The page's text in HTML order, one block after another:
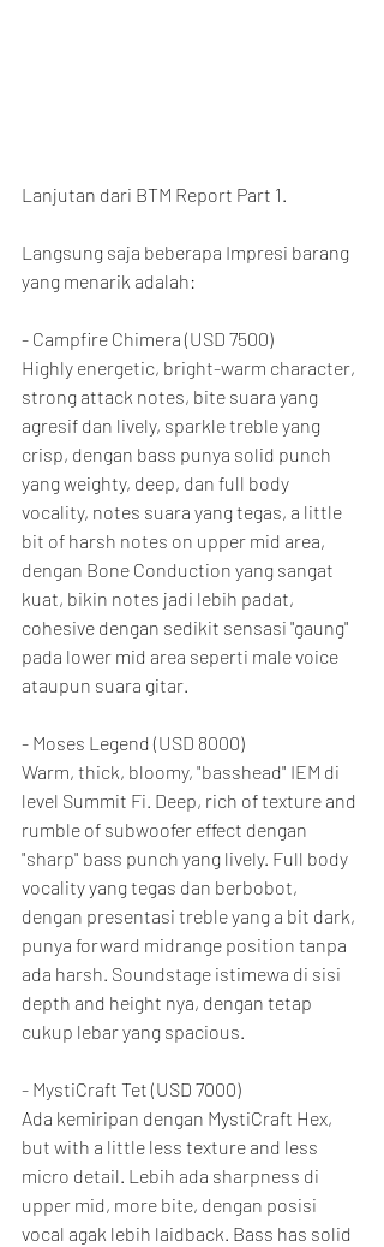
Lanjutan dari BTM Report Part 1.
Langsung saja beberapa Impresi barang
yang menarik adalah:
- Campfire Chimera (USD 7500)
Highly energetic, bright-warm character,
strong attack notes, bite suara yang
agresif dan lively, sparkle treble yang
crisp, dengan bass punya solid punch
yang weighty, deep, dan full body
vocality, notes suara yang tegas, a little
bit of harsh notes on upper mid area,
dengan Bone Conduction yang sangat
kuat, bikin notes jadi lebih padat,
cohesive dengan sedikit sensasi "gaung"
pada lower mid area seperti male voice
ataupun suara gitar.
- Moses Legend (USD 8000)
Warm, thick, bloomy, "basshead" IEM di
level Summit Fi. Deep, rich of texture and
rumble of subwoofer effect dengan
"sharp" bass punch yang lively. Full body
vocality yang tegas dan berbobot,
dengan presentasi treble yang a bit dark,
punya forward midrange position tanpa
ada harsh. Soundstage istimewa di sisi
depth and height nya, dengan tetap
cukup lebar yang spacious.
- MystiCraft Tet (USD 7000)
Ada kemiripan dengan MystiCraft Hex,
but with a little less texture and less
micro detail. Lebih ada sharpness di
upper mid, more bite, dengan posisi
vocal agak lebih laidback. Bass has solid